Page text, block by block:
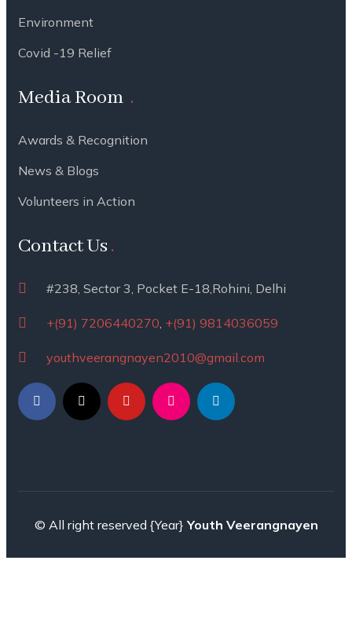
Environment
Covid -19 Relief
Media Room
Awards & Recognition
News & Blogs
Volunteers in Action
Contact Us
#238, Sector 3, Pocket E-18,Rohini, Delhi
+(91) 7206440270 +(91) 9814036059
youthveerangnayen2010@gmail.com
© All right reserved {Year} Youth Veerangnayen